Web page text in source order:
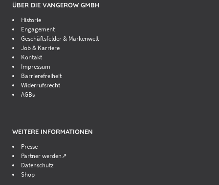
ÜBER DIE VANGEROW GMBH
Historie
Engagement
Geschäftsfelder & Markenwelt
Job & Karriere
Kontakt
Impressum
Barrierefreiheit
Widerrufsrecht
AGBs
WEITERE INFORMATIONEN
Presse
Partner werden↗
Datenschutz
Shop